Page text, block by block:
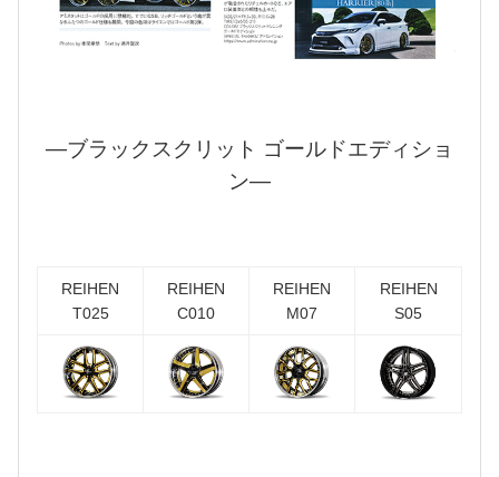
―ブラックスクリット ゴールドエディショ
ン―
REIHEN
T025
REIHEN
C010
REIHEN
M07
REIHEN
S05